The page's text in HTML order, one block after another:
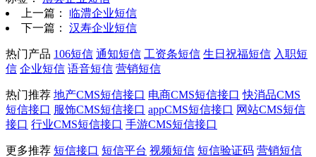
上一篇： 临澧企业短信
下一篇： 汉寿企业短信
热门产品 106短信 通知短信 工资条短信 生日祝福短信 入职短
信 企业短信 语音短信 营销短信
热门推荐 地产CMS短信接口 电商CMS短信接口 快消品CMS
短信接口 服饰CMS短信接口 appCMS短信接口 网站CMS短信
接口 行业CMS短信接口 手游CMS短信接口
更多推荐 短信接口 短信平台 视频短信 短信验证码 营销短信